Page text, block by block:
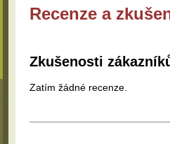
Recenze a
Zkušenosti
Zatím žádné recenze.